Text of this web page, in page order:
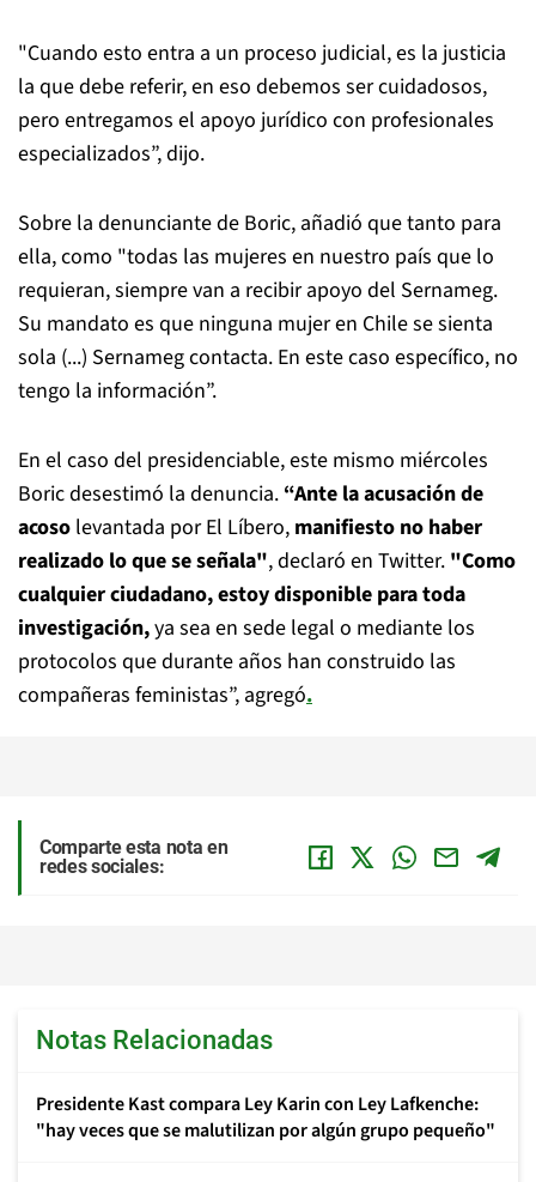
"Cuando esto entra a un proceso judicial, es la justicia
la que debe referir, en eso debemos ser cuidadosos,
pero entregamos el apoyo jurídico con profesionales
especializados”, dijo.
Sobre la denunciante de Boric, añadió que tanto para
ella, como "todas las mujeres en nuestro país que lo
requieran, siempre van a recibir apoyo del Sernameg.
Su mandato es que ninguna mujer en Chile se sienta
sola (...) Sernameg contacta. En este caso específico, no
tengo la información”.
En el caso del presidenciable, este mismo miércoles
Boric desestimó la denuncia. “Ante la acusación de
acoso levantada por El Líbero, manifiesto no haber
realizado lo que se señala", declaró en Twitter. "Como
cualquier ciudadano, estoy disponible para toda
investigación,ya sea en sede legal o mediante los
protocolos que durante años han construido las
compañeras feministas”, agregó.
Comparte esta nota en
redes sociales:
Notas Relacionadas
Presidente Kast compara Ley Karin con Ley Lafkenche:
"hay veces que se malutilizan por algún grupo pequeño"